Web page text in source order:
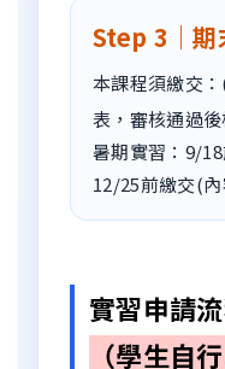
Step 3｜期
本課程須繳交
表，審核通過後
暑期實習：9/
12/25前繳交(內
實習申請
（學生自